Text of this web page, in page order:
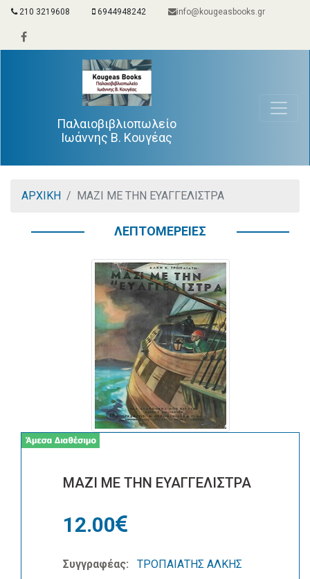
210 3219608 6944948242 info@kougeasbooks.gr
Παλαιοβιβλιοπωλείο
Ιωάννης Β. Κουγέας
ΑΡΧΙΚΗ ΜΑΖΙ ΜΕ ΤΗΝ ΕΥΑΓΓΕΛΙΣΤΡΑ
ΛΕΠΤΟΜΕΡΕΙΕΣ
ΜΑΖΙ ΜΕ ΤΗΝ ΕΥΑΓΓΕΛΙΣΤΡΑ
12.00
Συγγραφέας:
ΤΡΟΠΑΙΑΤΗΣ ΑΛΚΗΣ